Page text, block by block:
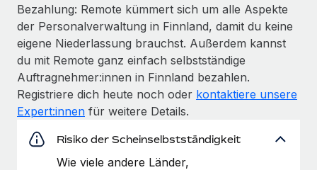
Bezahlung: Remote kümmert sich um alle Aspekte
der Personalverwaltung in Finnland, damit du keine
eigene Niederlassung brauchst. Außerdem kannst
du mit Remote ganz einfach selbstständige
Auftragnehmer:innen in Finnland bezahlen.
Registriere dich heute noch oder kontaktiere unsere
Expert:innen für weitere Details.
Risiko der Scheinselbstständigkeit
Wie viele andere Länder,